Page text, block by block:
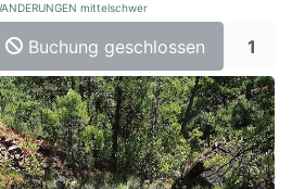
mittelschwer
Buchung geschlossen 1